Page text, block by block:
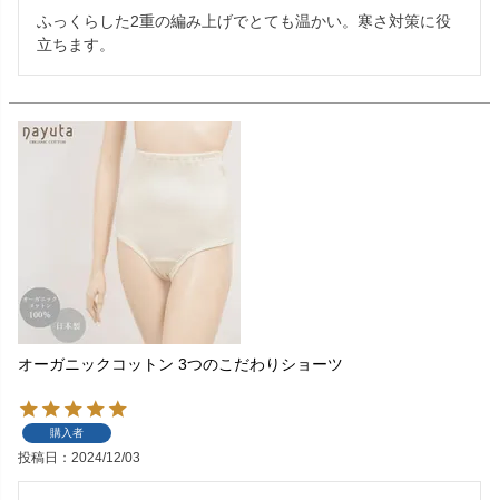
ふっくらした2重の編み上げでとても温かい。寒さ対策に役
立ちます。
オーガニックコットン 3つのこだわりショーツ
購入者
投稿日 2024/12/03